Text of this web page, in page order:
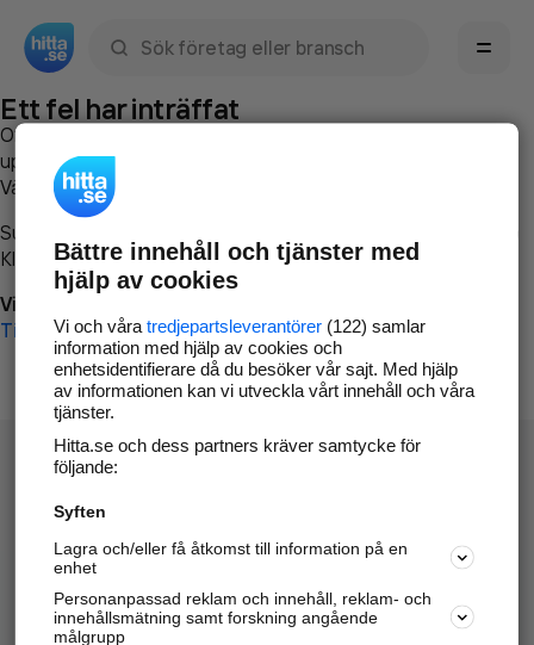
Ett fel har inträffat
Om du vill kan du
uppstod så att vi lättare och snabbare kan avhjälpa det.
Vänligen försök med följande:
Surfa till
Klicka påTillbaka-knappen i webbläsaren och försök igen
Vi beklagar besväret!
Till startsidan
Hitta.se - Gratis nummerupplysning.
Sök företag, personer och platser.
Hitta telefonnummer, adresser, företagsinfo mm.
Bättre innehåll och tjänster med
hjälp av cookies
Vi och våra tredjepartsleverantörer(122) samlar
information med hjälp av cookies och
enhetsidentifierare då du besöker vår sajt. Med hjälp
av informationen kan vi utveckla vårt innehåll och våra
tjänster.
Hitta.se och dess partners kräver samtycke för
följande:
Syften
Lagra och/eller få åtkomst till information på en
enhet
Personanpassad reklam och innehåll, reklam- och
innehållsmätning samt forskning angående
målgrupp